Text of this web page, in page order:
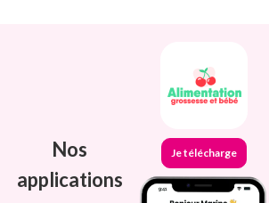
Nos
applications
Je télécharge